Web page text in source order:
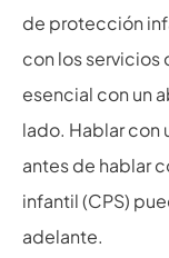
de protección
con los servicios
esencial con un
lado. Hablar con
antes de hablar
infantil (CPS)
adelante.